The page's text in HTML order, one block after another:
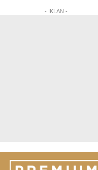
- IKLAN -